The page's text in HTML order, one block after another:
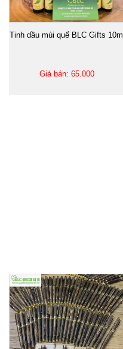
Tinh dầu mùi quế BLC Gifts 10ml
Giá bán: 65.000